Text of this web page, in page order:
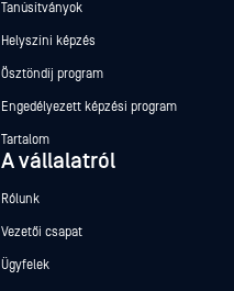
Tanúsítványok
Helyszíni képzés
Ösztöndíj program
Engedélyezett képzési program
Tartalom
A vállalatról
Rólunk
Vezetői csapat
Ügyfelek